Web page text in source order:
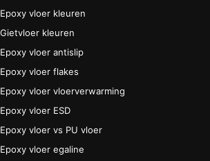
Epoxy vloer kleuren
Gietvloer kleuren
Epoxy vloer antislip
Epoxy vloer flakes
Epoxy vloer vloerverwarming
Epoxy vloer ESD
Epoxy vloer vs PU vloer
Epoxy vloer egaline